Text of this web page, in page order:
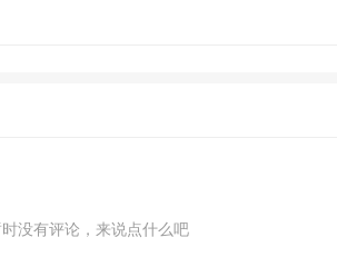
没有评论，来说点什么吧